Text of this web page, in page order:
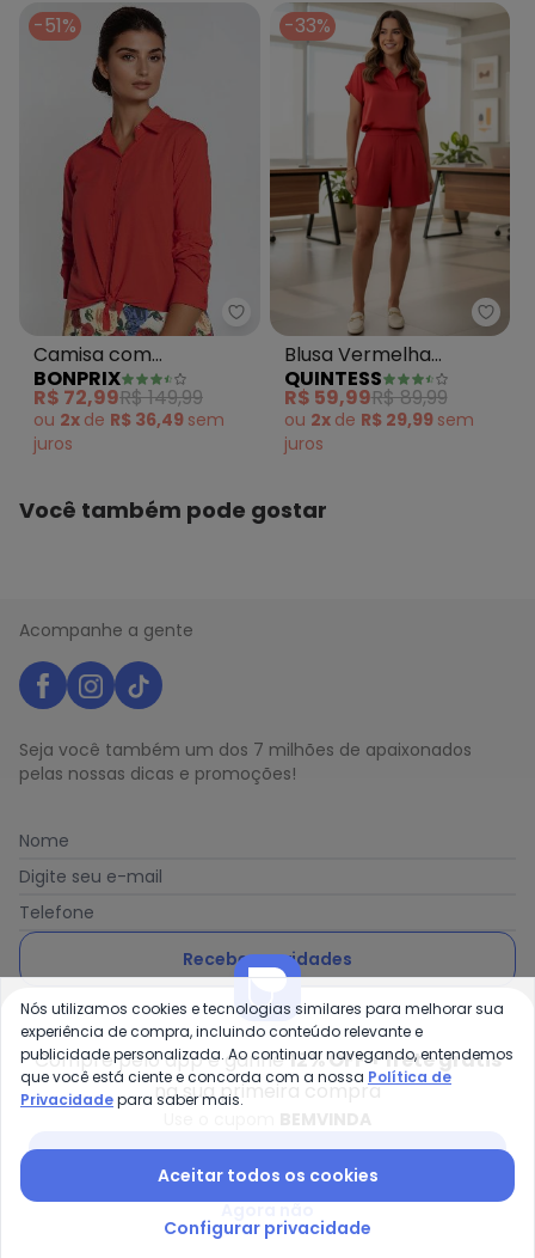
-51%
bonprix - Camisa com
Camisa com
Amarração Vermelha
BONPRIX
R$ 72,99R$ 149,99
ou 2x de R$ 36,49 sem
juros
-33%
Blusa Vermelha
Viscose Plana
QUINTESS
R$ 59,99R$ 89,99
ou 2x de R$ 29,99 sem
juros
Você também pode gostar
Acompanhe a gente
Seja você também um dos 7 milhões de apaixonados
pelas nossas dicas e promoções!
Nome
Digite seu e-mail
Telefone
Receber novidades
Ao enviar o cadastro, você concorda com a nossa Política
de Privacidade
Posthaus é uma marca da Posthaus Ltda / CNPJ:
80.462.138/0001-41
Endereço: Rua Werner Duwe, 202 Bairro Badenfurt -
89.070-700 - Blumenau/SC
Compre pelo app e ganhe12% OFF + frete grátis
na sua primeira compra
Nós utilizamos cookies e tecnologias similares para melhorar sua
experiência de compra, incluindo conteúdo relevante e
publicidade personalizada. Ao continuar navegando, entendemos
que você está ciente e concorda com a nossa Política de
Privacidadepara saber mais.
Aceitar todos os cookies
Configurar privacidade